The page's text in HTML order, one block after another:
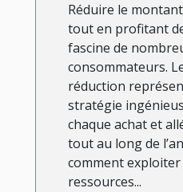
Réduire le
tout en profitant
fascine de
consommateurs.
réduction
stratégie
chaque achat et
tout au long de
comment
ressources...